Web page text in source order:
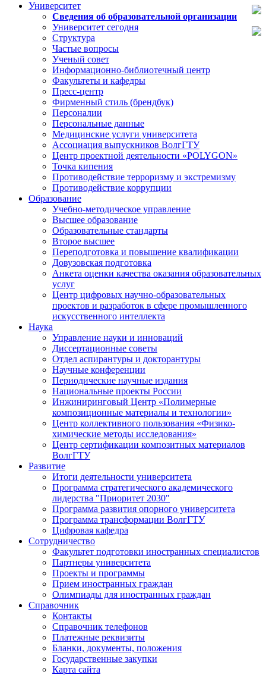
Университет
Сведения об образовательной организации
Университет сегодня
Структура
Частые вопросы
Ученый совет
Информационно-библиотечный центр
Факультеты и кафедры
Пресс-центр
Фирменный стиль (брендбук)
Персоналии
Персональные данные
Медицинские услуги университета
Ассоциация выпускников ВолгГТУ
Центр проектной деятельности «POLYGON»
Точка кипения
Противодействие терроризму и экстремизму
Противодействие коррупции
Образование
Учебно-методическое управление
Высшее образование
Образовательные стандарты
Второе высшее
Переподготовка и повышение квалификации
Довузовская подготовка
Анкета оценки качества оказания образовательных
услуг
Центр цифровых научно-образовательных
проектов и разработок в сфере промышленного
искусственного интеллекта
Наука
Управление науки и инноваций
Диссертационные советы
Отдел аспирантуры и докторантуры
Научные конференции
Периодические научные издания
Национальные проекты России
Инжиниринговый Центр «Полимерные
композиционные материалы и технологии»
Центр коллективного пользования «Физико-
химические методы исследования»
Центр сертификации композитных материалов
ВолгГТУ
Развитие
Итоги деятельности университета
Программа стратегического академического
лидерства "Приоритет 2030"
Программа развития опорного университета
Программа трансформации ВолгГТУ
Цифровая кафедра
Сотрудничество
Факультет подготовки иностранных специалистов
Партнеры университета
Проекты и программы
Прием иностранных граждан
Олимпиады для иностранных граждан
Справочник
Контакты
Справочник телефонов
Платежные реквизиты
Бланки, документы, положения
Государственные закупки
Карта сайта